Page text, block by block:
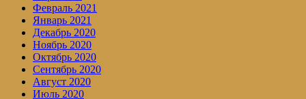
Февраль 2021
Январь 2021
Декабрь 2020
Ноябрь 2020
Октябрь 2020
Сентябрь 2020
Август 2020
Июль 2020